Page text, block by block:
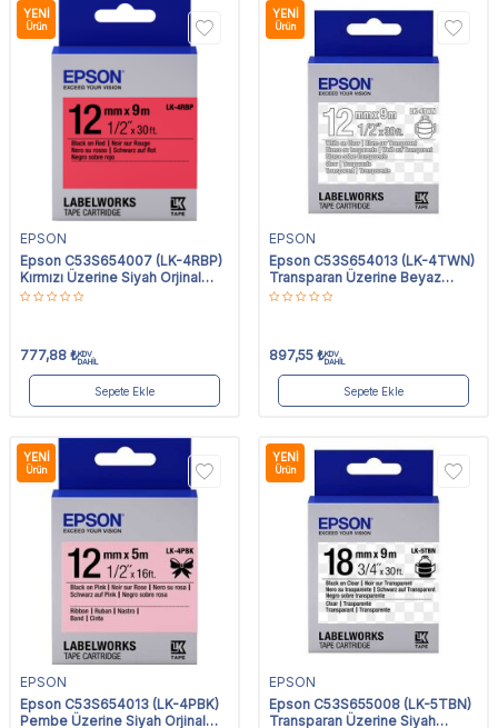
YENI
Ürün
EPSON
Epson C53S654007 (LK-4RBP)
Kırmızı Üzerine Siyah Orjinal
Etiket Şeridi
777,88 ₺KDV
DAHİL
Sepete Ekle
YENI
Ürün
EPSON
Epson C53S654013 (LK-4TWN)
Transparan Üzerine Beyaz
Orjinal Etiket Şeridi
897,55 ₺KDV
DAHİL
Sepete Ekle
YENI
Ürün
EPSON
Epson C53S654013 (LK-4PBK)
Pembe Üzerine Siyah Orjinal
YENI
Ürün
EPSON
Epson C53S655008 (LK-5TBN)
Transparan Üzerine Siyah